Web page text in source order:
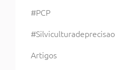
#PCP
#Silviculturadeprecisao
Artigos